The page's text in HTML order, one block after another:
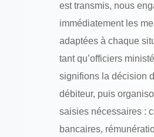
est transmis, nous
immédiatement les
adaptées à chaque
tant qu’officiers
signifions la décision
débiteur, puis
saisies nécessaires :
bancaires,